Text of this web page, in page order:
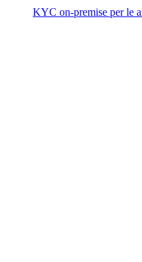
KYC on-premise per le